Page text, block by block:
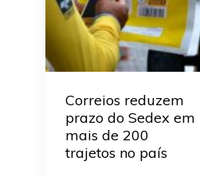
Correios reduzem
prazo do Sedex em
mais de 200
trajetos no país